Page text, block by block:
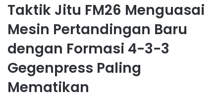
Taktik Jitu FM26 Menguasai
Mesin Pertandingan Baru
dengan Formasi 4-3-3
Gegenpress Paling
Mematikan